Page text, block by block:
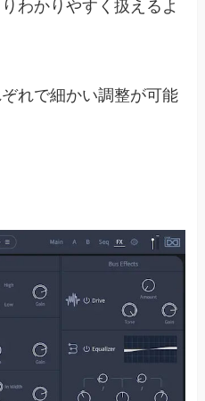
わかりやすく扱えるよ
れで細かい調整が可能